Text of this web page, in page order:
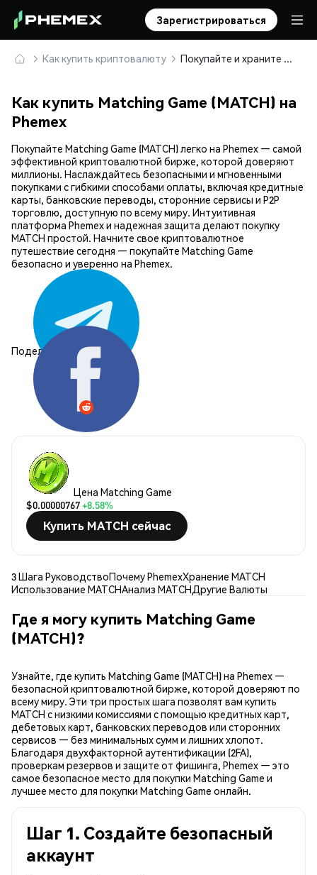
Зарегистрироваться
Как купить криптовалюту Покупайте и храните Matching Game (MATCH) безопасно
Как купить Matching Game (MATCH) на
Phemex
Покупайте Matching Game (MATCH) легко на Phemex — самой
эффективной криптовалютной бирже, которой доверяют
миллионы. Наслаждайтесь безопасными и мгновенными
покупками с гибкими способами оплаты, включая кредитные
карты, банковские переводы, сторонние сервисы и P2P
торговлю, доступную по всему миру. Интуитивная
платформа Phemex и надежная защита делают покупку
MATCH простой. Начните свое криптовалютное
путешествие сегодня — покупайте Matching Game
безопасно и уверенно на Phemex.
Поделиться:
Цена Matching Game
$0.00000767+8.58%
Купить MATCH сейчас
3 Шага РуководствоПочему PhemexХранение MATCH
Использование MATCHАнализ MATCHДругие Валюты
Где я могу купить Matching Game
(MATCH)?
Узнайте, где купить Matching Game (MATCH) на Phemex —
безопасной криптовалютной бирже, которой доверяют по
всему миру. Эти три простых шага позволят вам купить
MATCH с низкими комиссиями с помощью кредитных карт,
дебетовых карт, банковских переводов или сторонних
сервисов — без минимальных сумм и лишних хлопот.
Благодаря двухфакторной аутентификации (2FA),
проверкам резервов и защите от фишинга, Phemex — это
самое безопасное место для покупки Matching Game и
лучшее место для покупки Matching Game онлайн.
Шаг 1. Создайте безопасный
аккаунт